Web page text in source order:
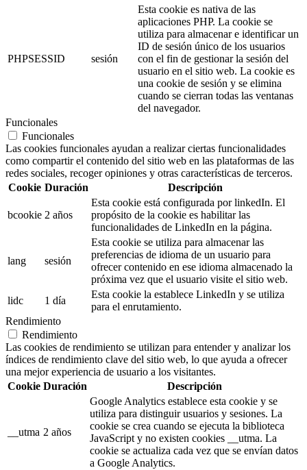
PHPSESSID sesión
Esta cookie es nativa de las
aplicaciones PHP. La cookie se
utiliza para almacenar e identificar un
ID de sesión único de los usuarios
con el fin de gestionar la sesión del
usuario en el sitio web. La cookie es
una cookie de sesión y se elimina
cuando se cierran todas las ventanas
del navegador.
Funcionales
Funcionales
Las cookies funcionales ayudan a realizar ciertas funcionalidades
como compartir el contenido del sitio web en las plataformas de las
redes sociales, recoger opiniones y otras características de terceros.
Cookie Duración Descripción
bcookie 2 años
Esta cookie está configurada por linkedIn. El
propósito de la cookie es habilitar las
funcionalidades de LinkedIn en la página.
lang sesión
Esta cookie se utiliza para almacenar las
preferencias de idioma de un usuario para
ofrecer contenido en ese idioma almacenado la
próxima vez que el usuario visite el sitio web.
lidc
1 día
Esta cookie la establece LinkedIn y se utiliza
para el enrutamiento.
Rendimiento
Rendimiento
Las cookies de rendimiento se utilizan para entender y analizar los
índices de rendimiento clave del sitio web, lo que ayuda a ofrecer
una mejor experiencia de usuario a los visitantes.
Cookie Duración Descripción
__utma 2 años
Google Analytics establece esta cookie y se
utiliza para distinguir usuarios y sesiones. La
cookie se crea cuando se ejecuta la biblioteca
JavaScript y no existen cookies __utma. La
cookie se actualiza cada vez que se envían datos
a Google Analytics.